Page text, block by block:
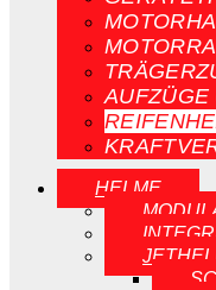
AUFZÜGE
HELME